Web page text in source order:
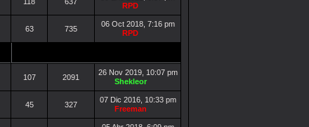
30 Ene 2021, 6:37 pm
RPD
06 Oct 2018, 7:16 pm
RPD
26 Nov 2019, 10:07 pm
Shekleor
07 Dic 2016, 10:33 pm
Freeman